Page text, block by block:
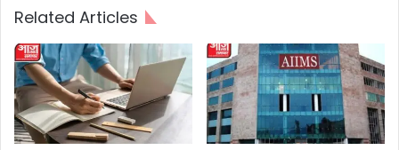
Related Articles